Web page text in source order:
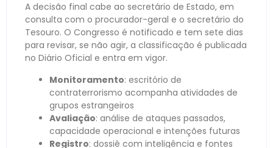
A decisão final cabe ao secretário de Estado, em
consulta com o procurador-geral e o secretário do
Tesouro. O Congresso é notificado e tem sete dias
para revisar, se não agir, a classificação é publicada
no Diário Oficial e entra em vigor.
Monitoramento: escritório de
contraterrorismo acompanha atividades de
grupos estrangeiros
Avaliação: análise de ataques passados,
capacidade operacional e intenções futuras
Registro: dossiê com inteligência e fontes